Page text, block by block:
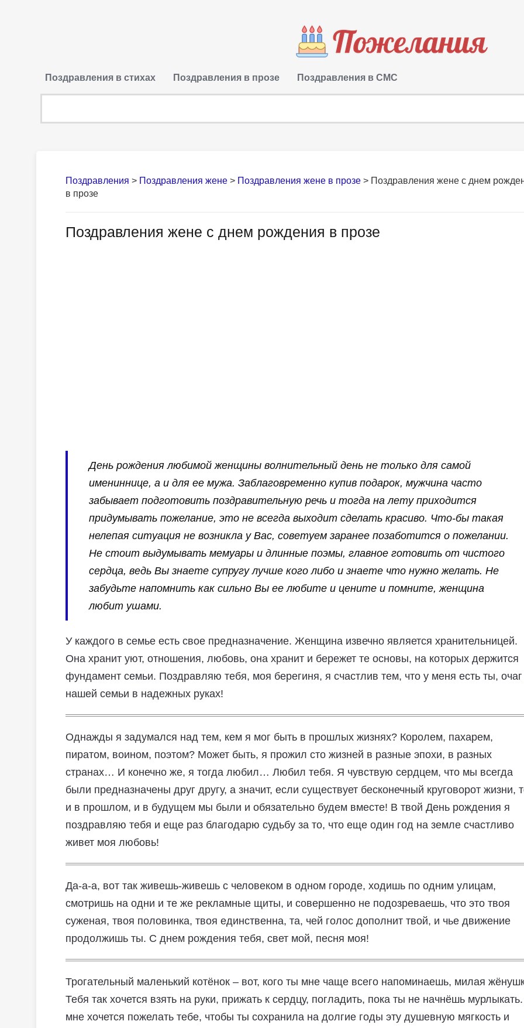
Поздравления в стихах Поздравления в прозе Поздравления в СМС
Поздравления > Поздравления жене > Поздравления жене в прозе > Поздравления жене с днем
в прозе
Поздравления жене с днем рождения в прозе
День рождения любимой женщины волнительный день не только для самой
имениннице, а и для ее мужа. Заблаговременно купив подарок, мужчина часто
забывает подготовить поздравительную речь и тогда на лету приходится
придумывать пожелание, это не всегда выходит сделать красиво. Что-бы такая
нелепая ситуация не возникла у Вас, советуем заранее позаботится о пожелании.
Не стоит выдумывать мемуары и длинные поэмы, главное готовить от чистого
сердца, ведь Вы знаете супругу лучше кого либо и знаете что нужно желать. Не
забудьте напомнить как сильно Вы ее любите и цените и помните, женщина
любит ушами.
У каждого в семье есть свое предназначение. Женщина извечно является хранительницей.
Она хранит уют, отношения, любовь, она хранит и бережет те основы, на которых держится
фундамент семьи. Поздравляю тебя, моя берегиня, я счастлив тем, что у меня есть ты, очаг
нашей семьи в надежных руках!
Однажды я задумался над тем, кем я мог быть в прошлых жизнях? Королем, пахарем,
пиратом, воином, поэтом? Может быть, я прожил сто жизней в разные эпохи, в разных
странах… И конечно же, я тогда любил… Любил тебя. Я чувствую сердцем, что мы всегда
были предназначены друг другу, а значит, если существует бесконечный круговорот жизни,
и в прошлом, и в будущем мы были и обязательно будем вместе! В твой День рождения я
поздравляю тебя и еще раз благодарю судьбу за то, что еще один год на земле счастливо
живет моя любовь!
Да-а-а, вот так живешь-живешь с человеком в одном городе, ходишь по одним улицам,
смотришь на одни и те же рекламные щиты, и совершенно не подозреваешь, что это твоя
суженая, твоя половинка, твоя единственна, та, чей голос дополнит твой, и чье движение
продолжишь ты. С днем рождения тебя, свет мой, песня моя!
Трогательный маленький котёнок – вот, кого ты мне чаще всего напоминаешь, милая
Тебя так хочется взять на руки, прижать к сердцу, погладить, пока ты не начнёшь
мне хочется пожелать тебе, чтобы ты сохранила на долгие годы эту душевную мягкость и